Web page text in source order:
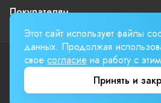
Покупателям
Пользовательское
Публичная
Вверх
Этот сайт использует файлы
данных. Продолжая
свое согласие на работу с
Принять и